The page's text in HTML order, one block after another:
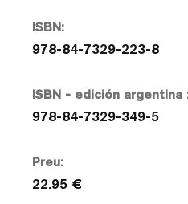
ISBN:
978-84-7329-223-8
ISBN - edición argentina
978-84-7329-349-5
Preu:
22.95 €